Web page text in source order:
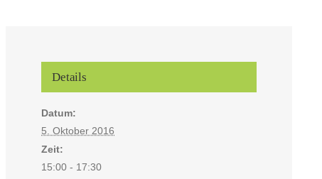
Details
Datum:
5. Oktober 2016
Zeit:
15:00 - 17:30